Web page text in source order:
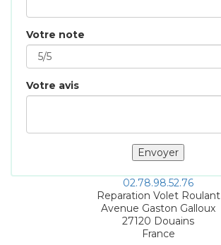
Votre note
Votre avis
02.78.98.52.76
Reparation Volet Roulant
Avenue Gaston Galloux
27120 Douains
France